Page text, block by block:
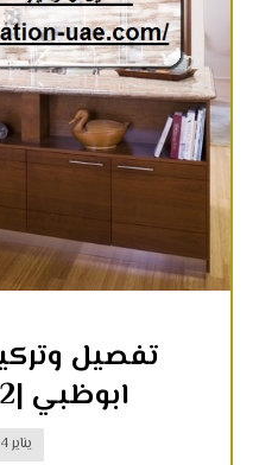
تفصيل
ابوظبي |0566713352|
يناير 14, 2025